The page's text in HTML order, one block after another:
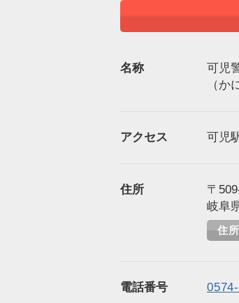
名称
可児
（か
アクセス 可児
住所
〒
岐阜
住
電話番号